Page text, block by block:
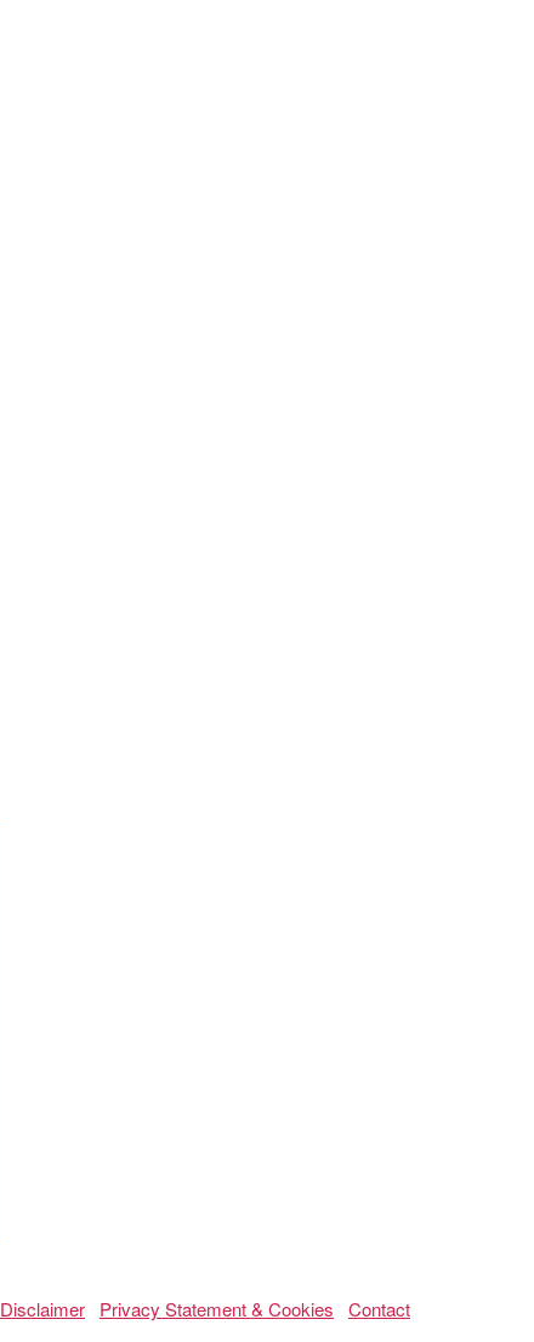
Disclaimer Privacy Statement & Cookies Contact